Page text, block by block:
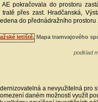
pokračovala do prostoru
přes zast. Hradčanská,
do přednádražního
Mapa tramvajového
podklad
a nevyužitelná
daném možností využít